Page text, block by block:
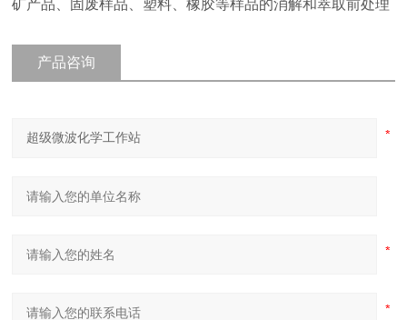
矿产品、固废样品、塑料、橡胶等样品的消解和萃取前处理
产品咨询